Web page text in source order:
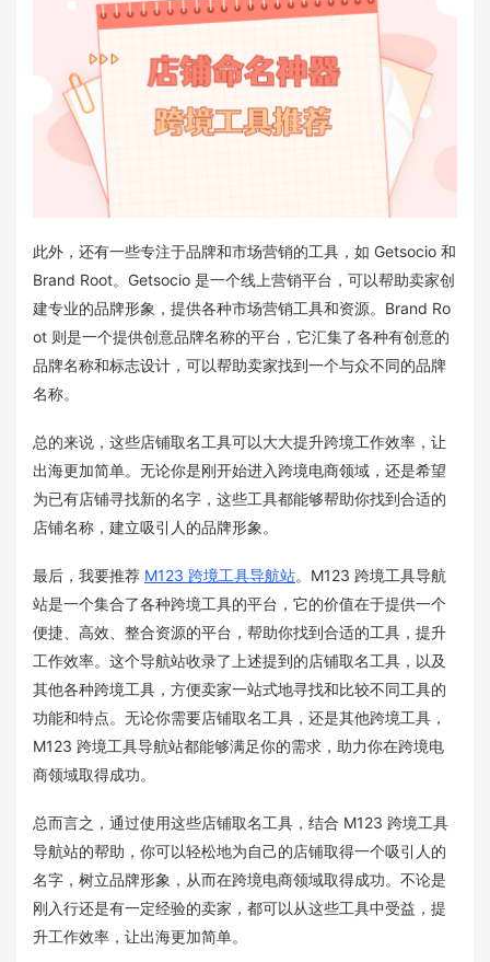
此外，还有一些专注于品牌和市场营销的工具，如 Getsocio 和
Brand Root。Getsocio 是一个线上营销平台，可以帮助卖家创
建专业的品牌形象，提供各种市场营销工具和资源。Brand Ro
ot 则是一个提供创意品牌名称的平台，它汇集了各种有创意的
品牌名称和标志设计，可以帮助卖家找到一个与众不同的品牌
名称。
总的来说，这些店铺取名工具可以大大提升跨境工作效率，让
出海更加简单。无论你是刚开始进入跨境电商领域，还是希望
为已有店铺寻找新的名字，这些工具都能够帮助你找到合适的
店铺名称，建立吸引人的品牌形象。
最后，我要推荐 M123 跨境工具导航站。M123 跨境工具导航
站是一个集合了各种跨境工具的平台，它的价值在于提供一个
便捷、高效、整合资源的平台，帮助你找到合适的工具，提升
工作效率。这个导航站收录了上述提到的店铺取名工具，以及
其他各种跨境工具，方便卖家一站式地寻找和比较不同工具的
功能和特点。无论你需要店铺取名工具，还是其他跨境工具，
M123 跨境工具导航站都能够满足你的需求，助力你在跨境电
商领域取得成功。
总而言之，通过使用这些店铺取名工具，结合 M123 跨境工具
导航站的帮助，你可以轻松地为自己的店铺取得一个吸引人的
名字，树立品牌形象，从而在跨境电商领域取得成功。不论是
刚入行还是有一定经验的卖家，都可以从这些工具中受益，提
升工作效率，让出海更加简单。